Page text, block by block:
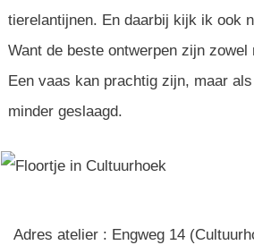
tierelantijnen. En daarbij kijk ik ook
Want de beste ontwerpen zijn
Een vaas kan prachtig zijn, maar
minder geslaagd.
Adres atelier : Engweg 14